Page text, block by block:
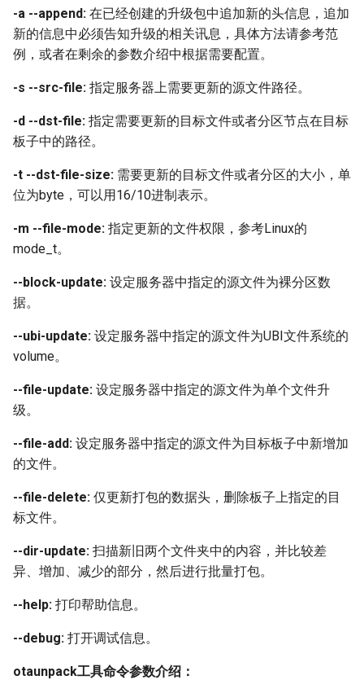
-a --append: 在已经创建的升级包中追加新的头信息，追加
新的信息中必须告知升级的相关讯息，具体方法请参考范
例，或者在剩余的参数介绍中根据需要配置。
-s --src-file: 指定服务器上需要更新的源文件路径。
-d --dst-file: 指定需要更新的目标文件或者分区节点在目标
板子中的路径。
-t --dst-file-size: 需要更新的目标文件或者分区的大小，单
位为byte，可以用16/10进制表示。
-m --file-mode: 指定更新的文件权限，参考Linux的
mode_t。
--block-update: 设定服务器中指定的源文件为裸分区数
据。
--ubi-update: 设定服务器中指定的源文件为UBI文件系统的
volume。
--file-update: 设定服务器中指定的源文件为单个文件升
级。
--file-add: 设定服务器中指定的源文件为目标板子中新增加
的文件。
--file-delete: 仅更新打包的数据头，删除板子上指定的目
标文件。
--dir-update: 扫描新旧两个文件夹中的内容，并比较差
异、增加、减少的部分，然后进行批量打包。
--help: 打印帮助信息。
--debug: 打开调试信息。
otaunpack工具命令参数介绍：